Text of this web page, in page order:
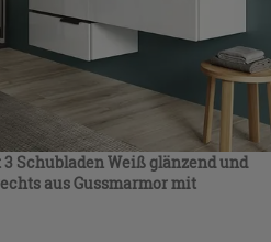
3 Schubladen Weiß glänzend und
aus Gussmarmor mit